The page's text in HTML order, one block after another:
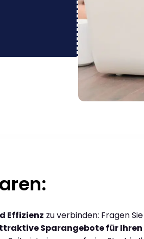
Effizienz zu verbinden: Fragen Sie
Sparangebote für Ihren